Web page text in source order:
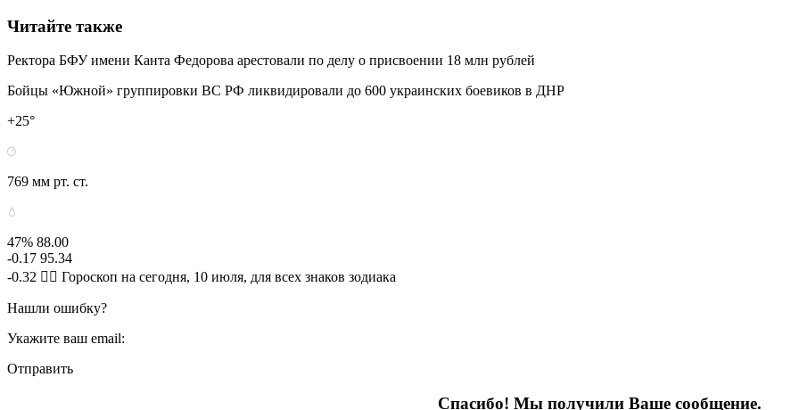
Читайте также
Ректора БФУ имени Канта Федорова арестовали по делу о присвоении 18 млн рублей
Бойцы «Южной» группировки ВС РФ ликвидировали до 600 украинских боевиков в ДНР
+25°
769 мм рт. ст.
47% 88.00
-0.17 95.34
-0.32 🧙‍♀ Гороскоп на сегодня, 10 июля, для всех знаков зодиака
Нашли ошибку?
Укажите ваш email:
Отправить
Спасибо! Мы получили Ваше сообщение.